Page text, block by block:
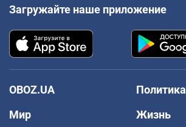
Загружайте наше приложение
OBOZ.UA
Политика
Мир
Жизнь